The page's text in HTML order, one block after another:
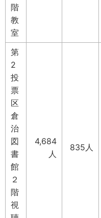
階
教
室
第
2
投
票
区
倉
治
図
書
館
２
階
視
4,684
人
835人